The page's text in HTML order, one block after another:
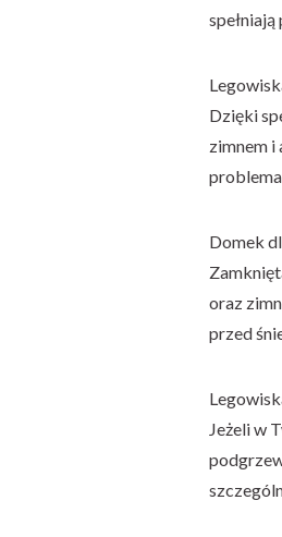
Dzięki
zimnem i
Domek
oraz
przed
Jeżeli w